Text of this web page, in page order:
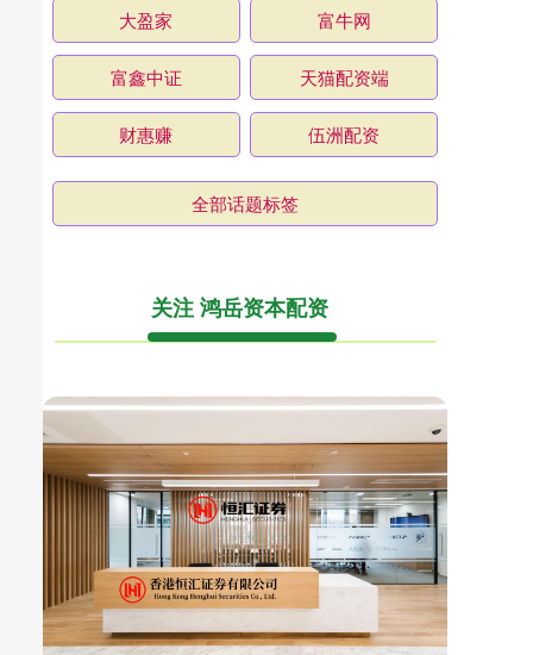
大盈家 富牛网
富鑫中证 天猫配资端
财惠赚 伍洲配资
全部话题标签
关注 鸿岳资本配资